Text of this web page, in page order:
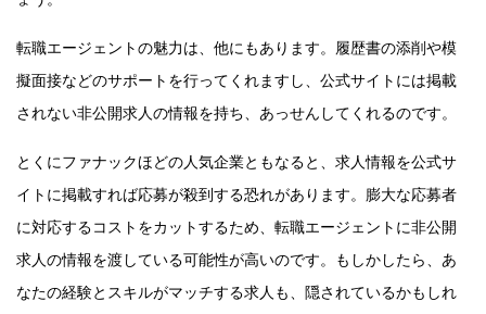
転職エージェントの魅力は、他にもあります。履歴書の添削や模
擬面接などのサポートを行ってくれますし、公式サイトには掲載
されない非公開求人の情報を持ち、あっせんしてくれるのです。
とくにファナックほどの人気企業ともなると、求人情報を公式サ
イトに掲載すれば応募が殺到する恐れがあります。膨大な応募者
に対応するコストをカットするため、転職エージェントに非公開
求人の情報を渡している可能性が高いのです。もしかしたら、あ
なたの経験とスキルがマッチする求人も、隠されているかもしれ